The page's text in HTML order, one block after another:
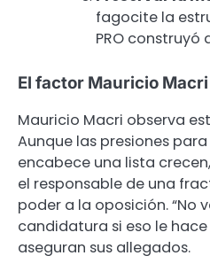
fagocite la
PRO
El factor Mauricio Macri
Mauricio Macri observa
Aunque las presiones
encabece una lista
el responsable de una
poder a la oposición. “No
candidatura si eso le
aseguran sus allegados.